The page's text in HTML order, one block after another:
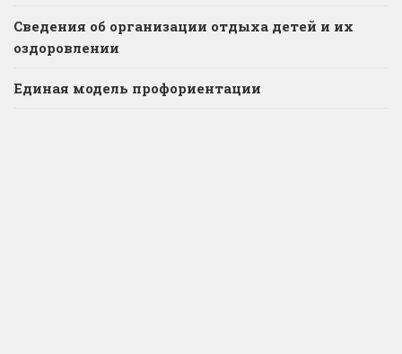
Сведения об организации отдыха детей и их
оздоровлении
Единая модель профориентации